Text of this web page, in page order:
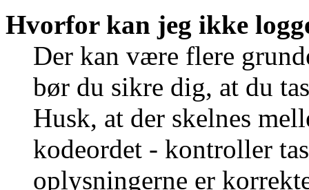
Hvorfor kan jeg ikke
Der kan være flere
bør du sikre dig, at du
Husk, at der skelnes
kodeordet - kontroller
oplysningerne er